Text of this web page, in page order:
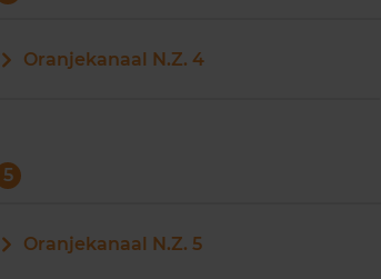
Oranjekanaal N.Z. 4
5
Oranjekanaal N.Z. 5